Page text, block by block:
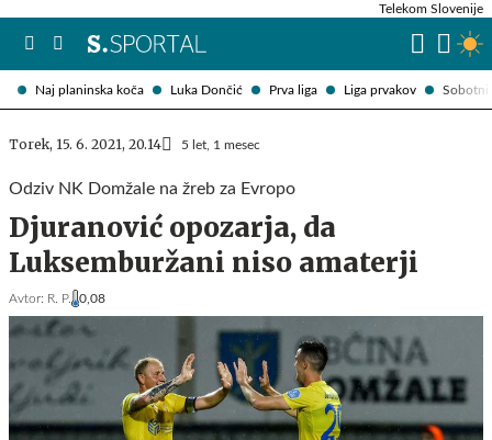
Naj planinska koča Luka Dončić Prva liga Liga prvakov Sobotni
Telekom Slovenije
Torek, 15. 6. 2021, 20.14 5 let, 1 mesec
Odziv NK Domžale na žreb za Evropo
Djuranović opozarja, da
Luksemburžani niso amaterji
Avtor: R. P. 0,08